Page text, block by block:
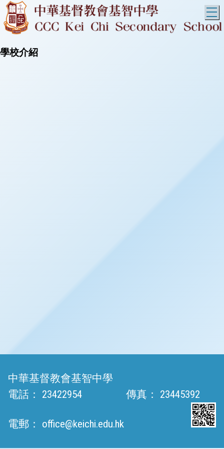
學校介紹
中華基督教會基智中學
電話：
23422954 傳真： 23445392
電郵： office@keichi.edu.hk